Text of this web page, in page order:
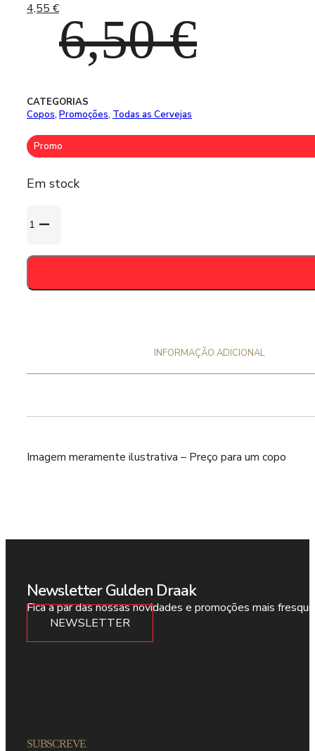
6,50€
O
preço
original
era:
6,50 €.
4,55 €O
preço
atual
é:
4,55 €.
CATEGORIAS
Copos, Promoções, Todas as Cervejas
Promo
Em stock
de
Klokke
Roland
INFORMAÇÃO ADICIONAL
Imagem meramente ilustrativa – Preço para um copo
Newsletter Gulden Draak
Fica a par das nossas novidades e promoções mais
NEWSLETTER
SUBSCREVE